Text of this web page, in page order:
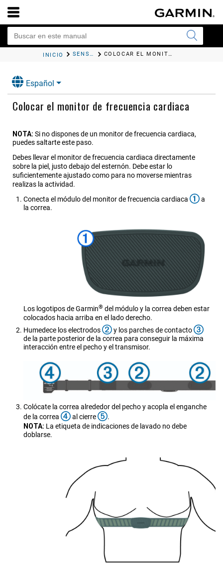
INICIO SENSORES INALÁMBRICOS COLOCAR EL MONITOR DE FRECUENCIA CARDIACA
Español
Colocar el monitor de frecuencia cardiaca
NOTA: Si no dispones de un monitor de frecuencia cardiaca,
puedes saltarte este paso.
Debes llevar el monitor de frecuencia cardiaca directamente
sobre la piel, justo debajo del esternón. Debe estar lo
suficientemente ajustado como para no moverse mientras
realizas la actividad.
Conecta el módulo del monitor de frecuencia cardiaca
a
la correa.
Los logotipos de Garmin® del módulo y la correa deben estar
colocados hacia arriba en el lado derecho.
Humedece los electrodos
y los parches de contacto
de la parte posterior de la correa para conseguir la máxima
interacción entre el pecho y el transmisor.
Colócate la correa alrededor del pecho y acopla el enganche
de la correa
al cierre
.
NOTA: La etiqueta de indicaciones de lavado no debe
doblarse.